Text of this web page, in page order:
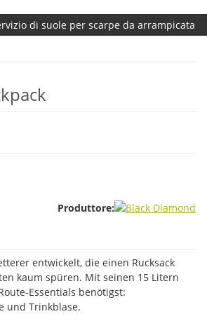
di suole per scarpe da arrampicata
Produttore:
entwickelt, die einen Rucksack
kaum spüren. Mit seinen 15 Litern
Essentials benötigst:
und Trinkblase.